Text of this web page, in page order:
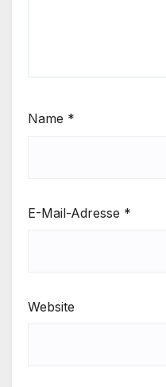
Name *
E-Mail-Adresse *
Website